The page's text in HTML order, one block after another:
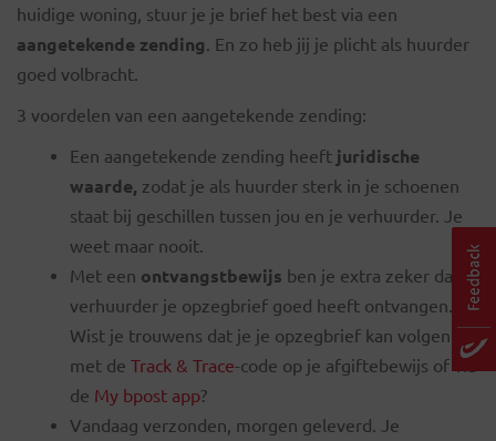
huidige woning, stuur je je brief het best via een
aangetekende zending . En zo heb jij je plicht als huurder
goed volbracht.
3 voordelen van een aangetekende zending:
Een aangetekende zending heeft juridische
waarde, zodat je als huurder sterk in je schoenen
staat bij geschillen tussen jou en je verhuurder. Je
weet maar nooit.
Met een ontvangstbewijs ben je extra zeker dat je
verhuurder je opzegbrief goed heeft ontvangen.
Wist je trouwens dat je je opzegbrief kan volgen
met de Track & Trace-code op je afgiftebewijs of via
de My bpost app?
Vandaag verzonden, morgen geleverd. Je